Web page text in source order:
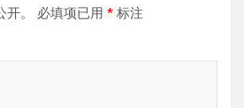
。 必填项已用 * 标注